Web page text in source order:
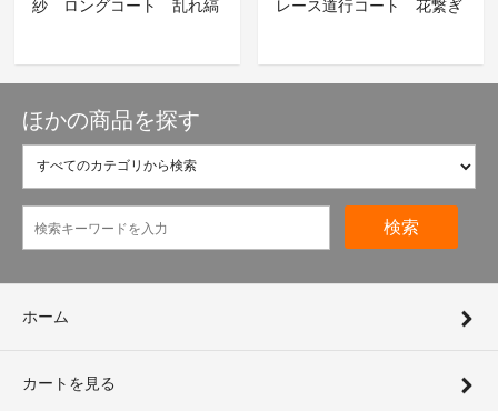
紗 ロングコート 乱れ縞 レース道行コート 花繋ぎ
ほかの商品を探す
検索
ホーム
カートを見る